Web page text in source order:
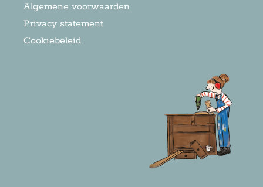
Algemene voorwaarden
Privacy statement
Cookiebeleid